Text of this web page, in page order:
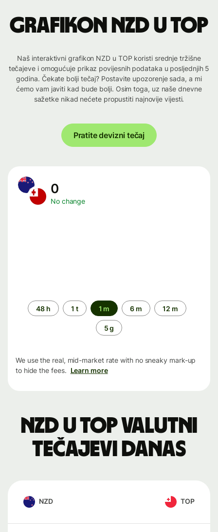
Grafikon NZD u TOP
Naš interaktivni grafikon NZD u TOP koristi srednje tržišne
tečajeve i omogućuje prikaz povijesnih podataka u posljednjih 5
godina. Čekate bolji tečaj? Postavite upozorenje sada, a mi
ćemo vam javiti kad bude bolji. Osim toga, uz naše dnevne
sažetke nikad nećete propustiti najnovije vijesti.
Pratite devizni tečaj
0
No change
Time
period
48 h 1 t 1 m 6 m 12 m
5 g
We use the real, mid-market rate with no sneaky mark-up
to hide the fees. Learn more
NZD u TOP valutni
tečajevi danas
NZD TOP